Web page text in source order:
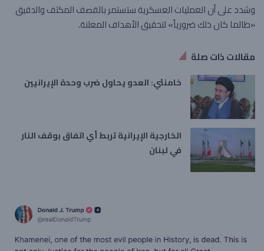
وشدد على أن العمليات العسكرية ستستمر بالقصف المكثف والدقيق
«طالما كان ذلك ضرورياً» لتحقيق الأهداف المعلنة.
مقالات ذات صلة
خامنئي: العدو يحاول ضرب وحدة الإيرانيين
الخارجية الإيرانية تربط أي اتفاق بوقف النار
في لبنان